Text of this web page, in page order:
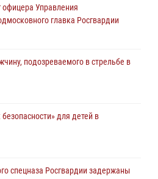
офицера Управления
главка Росгвардии
подозреваемого в стрельбе в
для детей в
спецназа Росгвардии задержаны